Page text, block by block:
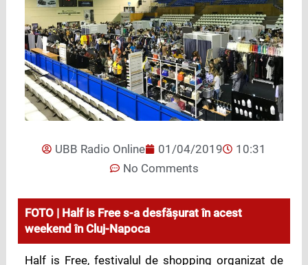
UBB Radio Online 01/04/2019
10:31
No Comments
FOTO | Half is Free s-a desfășurat în acest
weekend în Cluj-Napoca
Half is Free, festivalul de shopping organizat de